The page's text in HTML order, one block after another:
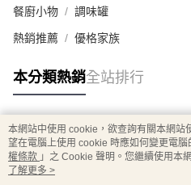
餐廚小物 調味罐
熱銷推薦 優格家族
本分類熱銷全站排行
熱門標籤
本網站中使用 cookie，欲查詢有關本網站
望在電腦上使用 cookie 時應如何變更電
權條款 」之 Cookie 聲明。您繼續使用本
用條款之 Cookie 聲明使用 cookie。
了解更多 >